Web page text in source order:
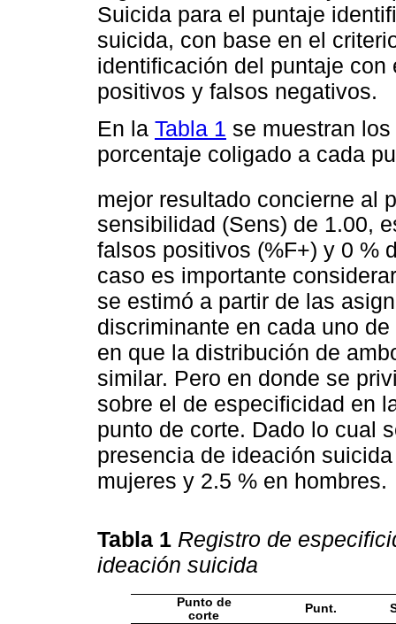
Suicida para el puntaje
suicida, con base en el
identificación del puntaje
positivos y falsos negativos.
En la Tabla 1 se muestran
porcentaje coligado a cada
mejor resultado concierne al
sensibilidad (Sens) de 1.00,
falsos positivos (%F+) y 0 %
caso es importante
se estimó a partir de las
discriminante en cada uno
en que la distribución de
similar. Pero en donde se
sobre el de especificidad en
punto de corte. Dado lo cual
presencia de ideación
mujeres y 2.5 % en hombres.
Tabla 1 Registro de
ideación suicida
Punto de
corte
Punt.